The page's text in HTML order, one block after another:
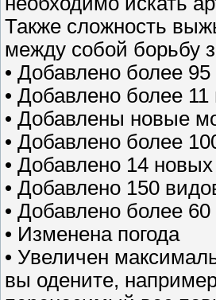
Также сложность
между собой борьбу
• Добавлено более
• Добавлено более
• Добавлены новые
• Добавлено более
• Добавлено 14
• Добавлено 150
• Добавлено более
• Изменена погода
• Увеличен
вы одените,